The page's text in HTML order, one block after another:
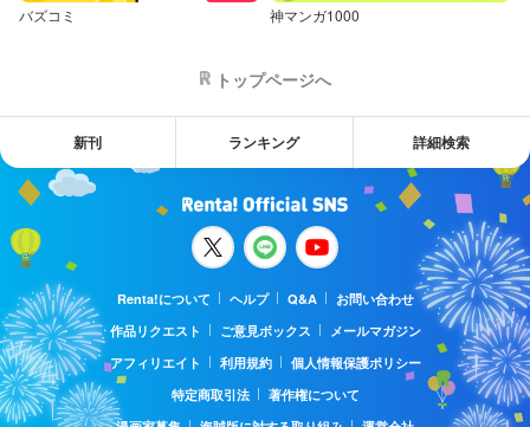
バズコミ 神マンガ1000
トップページへ
新刊 ランキング 詳細検索
Renta!について ヘルプ Q&A
お問い合わせ
作品リクエスト
ご意見ボックス
メールマガジン
アフィリエイト
利用規約
個人情報保護ポリシー
特定商取引法
著作権について